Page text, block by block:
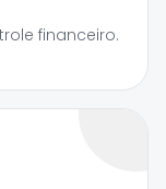
financeiro.